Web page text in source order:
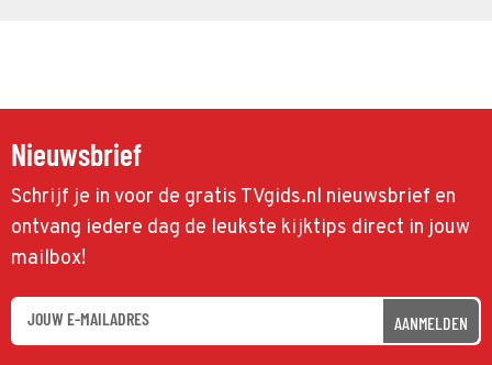
Nieuwsbrief
Schrijf je in voor de gratis TVgids.nl nieuwsbrief en
ontvang iedere dag de leukste kijktips direct in jouw
mailbox!
AANMELDEN